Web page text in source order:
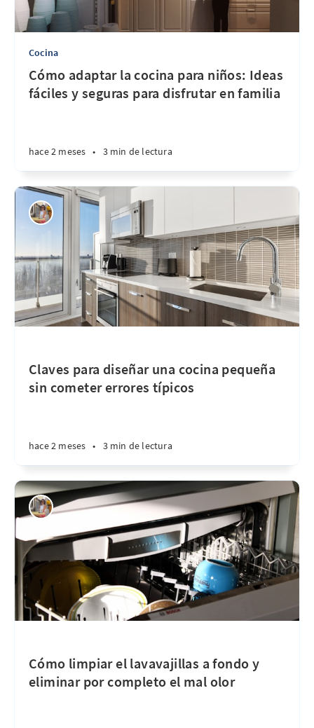
Cocina
Cómo adaptar la cocina para niños: Ideas
fáciles y seguras para disfrutar en familia
hace 2 meses • 3 min de lectura
Claves para diseñar una cocina pequeña
sin cometer errores típicos
hace 2 meses • 3 min de lectura
Cómo limpiar el lavavajillas a fondo y
eliminar por completo el mal olor